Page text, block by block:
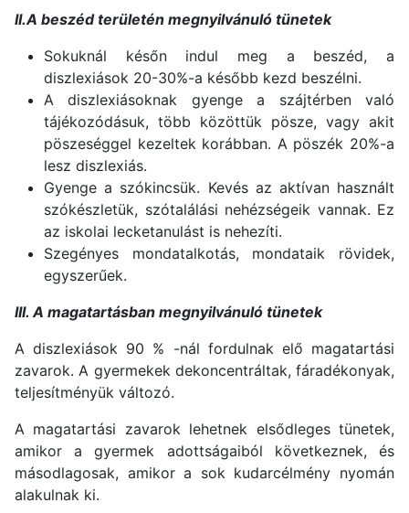
II.A beszéd területén megnyilvánuló tünetek
Sokuknál későn indul meg a beszéd, a
diszlexiások 20-30%-a később kezd beszélni.
A diszlexiásoknak gyenge a szájtérben való
tájékozódásuk, több közöttük pösze, vagy akit
pöszeséggel kezeltek korábban. A pöszék 20%-a
lesz diszlexiás.
Gyenge a szókincsük. Kevés az aktívan használt
szókészletük, szótalálási nehézségeik vannak. Ez
az iskolai lecketanulást is nehezíti.
Szegényes mondatalkotás, mondataik rövidek,
egyszerűek.
III. A magatartásban megnyilvánuló tünetek
A diszlexiások 90 % -nál fordulnak elő magatartási
zavarok. A gyermekek dekoncentráltak, fáradékonyak,
teljesítményük változó.
A magatartási zavarok lehetnek elsődleges tünetek,
amikor a gyermek adottságaiból következnek, és
másodlagosak, amikor a sok kudarcélmény nyomán
alakulnak ki.